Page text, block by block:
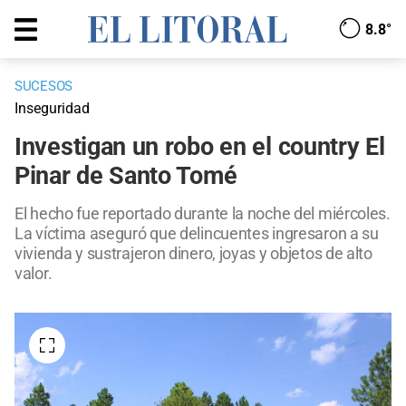
8.8°
SUCESOS
Inseguridad
Investigan un robo en el country El
Pinar de Santo Tomé
El hecho fue reportado durante la noche del miércoles.
La víctima aseguró que delincuentes ingresaron a su
vivienda y sustrajeron dinero, joyas y objetos de alto
valor.